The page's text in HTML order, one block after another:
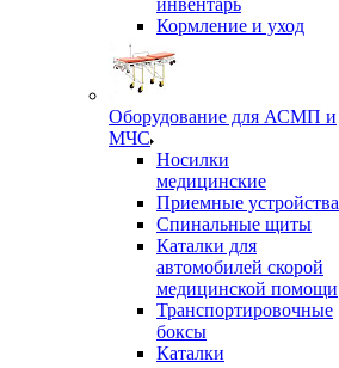
инвентарь
Кормление и уход
Оборудование для АСМП и
МЧС
Носилки
медицинские
Приемные устройства
Спинальные щиты
Каталки для
автомобилей скорой
медицинской помощи
Транспортировочные
боксы
Каталки